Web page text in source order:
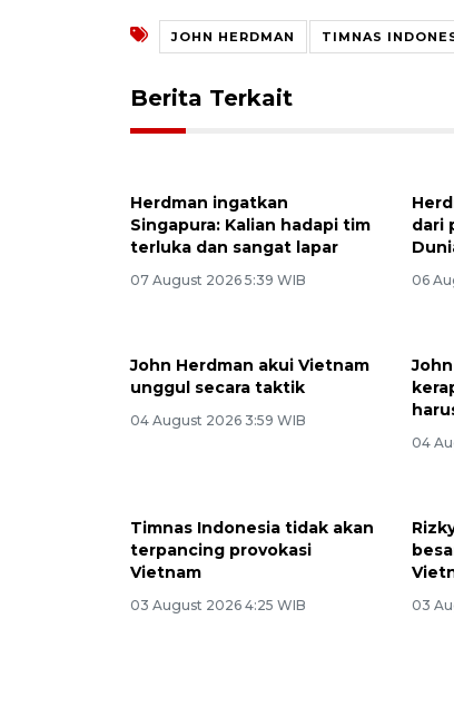
JOHN HERDMAN TIMNAS
Berita Terkait
Herdman ingatkan
Singapura: Kalian hadapi tim
terluka dan sangat lapar
07 August 2026 5:39 WIB
dari
06
John Herdman akui Vietnam
unggul secara taktik
04 August 2026 3:59 WIB
04
Timnas Indonesia tidak akan
terpancing provokasi
Vietnam
03 August 2026 4:25 WIB 03